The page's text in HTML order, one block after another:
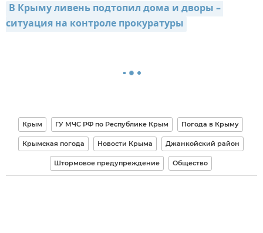
В Крыму ливень подтопил дома и дворы –
ситуация на контроле прокуратуры
Крым ГУ МЧС РФ по Республике Крым Погода в Крыму
Крымская погода Новости Крыма Джанкойский район
Штормовое предупреждение Общество